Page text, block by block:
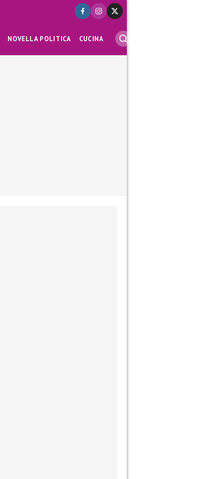
NOVELLA POLITICA CUCINA